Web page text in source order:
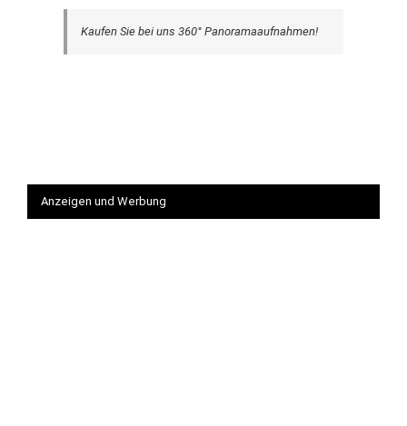
Kaufen Sie bei uns 360° Panoramaaufnahmen!
Anzeigen und Werbung